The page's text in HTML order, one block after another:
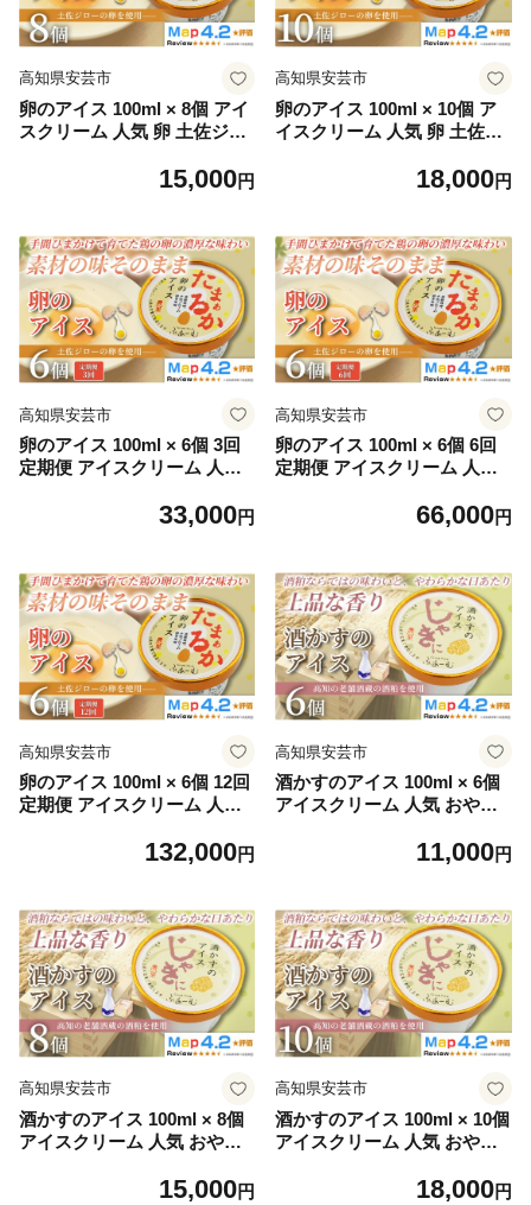
ト リピート ジェラート 安芸
市 高知県
ジェラート 安芸市 高知県
高知県安芸市
卵のアイス 100ml × 8個 アイ
スクリーム 人気 卵 土佐ジロ
ーム ファミリー おすすめ ご
ト ヘルシー 牛乳 ミルク 濃厚
手作り 話題 ユニーク 変わり
種 ホームパーティー おもて
なし 詰め合わせ 贈り物 贈答
ギフト プレゼント リピート
ジェラート 安芸市 高知県
15,000円
高知県安芸市
卵のアイス 100ml × 10個 ア
イスクリーム 人気 卵 土佐ジ
リーム ファミリー おすすめ
ート ヘルシー 牛乳 ミルク 濃
厚 手作り 話題 ユニーク 変わ
り種 ホームパーティー おも
てなし 詰め合わせ 贈り物 贈
答 ギフト プレゼント リピー
ト ジェラート 安芸市 高知県
18,000円
高知県安芸市
卵のアイス 100ml × 6個 3回
定期便 アイスクリーム 人気
アイスクリーム ファミリー
イーツ デザート ヘルシー 牛
乳 ミルク 濃厚 手作り 話題
ユニーク 変わり種 ホームパ
ーティー おもてなし 詰め合
わせ 贈り物 贈答 ギフト プレ
ゼント リピート ジェラート
安芸市 高知県
33,000円
高知県安芸市
卵のアイス 100ml × 6個 6回
定期便 アイスクリーム 人気
アイスクリーム ファミリー
イーツ デザート ヘルシー 牛
乳 ミルク 濃厚 手作り 話題
ユニーク 変わり種 ホームパ
ーティー おもてなし 詰め合
わせ 贈り物 贈答 ギフト プレ
ゼント リピート ジェラート
安芸市 高知県
66,000円
高知県安芸市
卵のアイス 100ml × 6個 12回
定期便 アイスクリーム 人気
アイスクリーム ファミリー
イーツ デザート ヘルシー 牛
乳 ミルク 濃厚 手作り 話題
ユニーク 変わり種 ホームパ
ーティー おもてなし 詰め合
わせ 贈り物 贈答 ギフト プレ
ゼント リピート ジェラート
安芸市 高知県
132,000円
高知県安芸市
酒かすのアイス 100ml × 6個
アイスクリーム 人気 おやつ
ファミリー おすすめ ご当地
ルシー 手作り 話題 ユニーク
変わり種 ホームパーティー
おもてなし 詰め合わせ 贈り
物 贈答 ギフト プレゼント リ
ピート ジェラート 安芸市 高
知県
11,000円
高知県安芸市
酒かすのアイス 100ml × 8個
アイスクリーム 人気 おやつ
ファミリー おすすめ ご当地
15,000円
高知県安芸市
酒かすのアイス 100ml × 10個
アイスクリーム 人気 おやつ
ファミリー おすすめ ご当地
18,000円